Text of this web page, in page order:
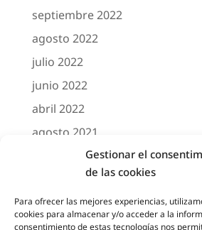
Gestionar el
de las cookies
Para ofrecer las mejores experiencias,
cookies para almacenar y/o acceder a la
consentimiento de estas tecnologías nos
septiembre 2022
agosto 2022
julio 2022
junio 2022
abril 2022
agosto 2021
marzo 2021
febrero 2021
octubre 2020
agosto 2020